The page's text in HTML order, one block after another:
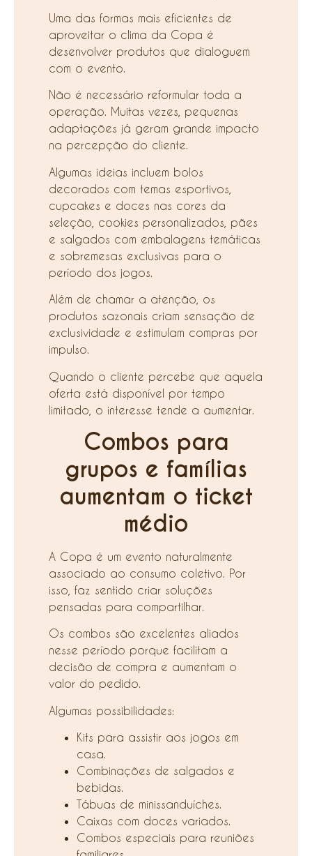
Uma das formas mais eficientes de
aproveitar o clima da Copa é
desenvolver produtos que dialoguem
com o evento.
Não é necessário reformular toda a
operação. Muitas vezes, pequenas
adaptações já geram grande impacto
na percepção do cliente.
Algumas ideias incluem bolos
decorados com temas esportivos,
cupcakes e doces nas cores da
seleção, cookies personalizados, pães
e salgados com embalagens temáticas
e sobremesas exclusivas para o
período dos jogos.
Além de chamar a atenção, os
produtos sazonais criam sensação de
exclusividade e estimulam compras por
impulso.
Quando o cliente percebe que aquela
oferta está disponível por tempo
limitado, o interesse tende a aumentar.
Combos para
grupos e famílias
aumentam o ticket
médio
A Copa é um evento naturalmente
associado ao consumo coletivo. Por
isso, faz sentido criar soluções
pensadas para compartilhar.
Os combos são excelentes aliados
nesse período porque facilitam a
decisão de compra e aumentam o
valor do pedido.
Algumas possibilidades:
Kits para assistir aos jogos em
casa.
Combinações de salgados e
bebidas.
Tábuas de minissanduíches.
Caixas com doces variados.
Combos especiais para reuniões